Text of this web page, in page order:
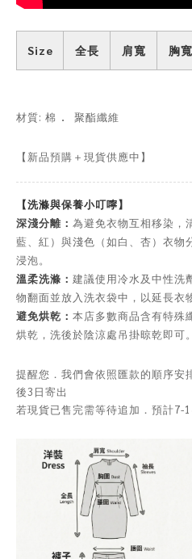
Size 全長 肩寬 胸寬
材質: 棉 ． 聚酯纖維
【新品預購＋現貨供應中】
【洗滌與保養小叮嚀】
深淺分離： 為避免衣物互相移染，
藍、紅）與淺色（如白、杏）衣物
浸泡。
溫柔洗滌： 建議使用冷水及中性洗
物翻面並放入洗衣袋中，以延長衣
避免烘乾： 本店多數商品含有特殊
烘乾，洗後於陰涼處吊掛晾乾即可。
提醒您．我們會依照匯款的順序安
後3日寄出
若現貨已售完需等待追加．預計7-